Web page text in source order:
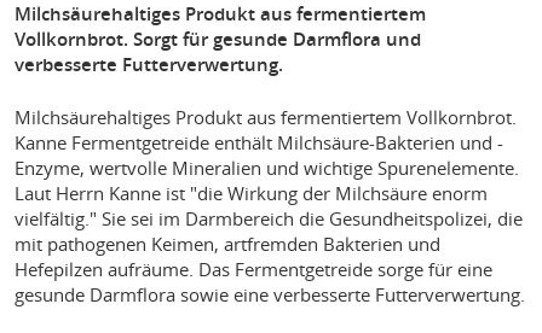
Milchsäurehaltiges Produkt aus fermentiertem
Vollkornbrot. Sorgt für gesunde Darmflora und
verbesserte Futterverwertung.
Milchsäurehaltiges Produkt aus fermentiertem Vollkornbrot.
Kanne Fermentgetreide enthält Milchsäure-Bakterien und -
Enzyme, wertvolle Mineralien und wichtige Spurenelemente.
Laut Herrn Kanne ist "die Wirkung der Milchsäure enorm
vielfältig." Sie sei im Darmbereich die Gesundheitspolizei, die
mit pathogenen Keimen, artfremden Bakterien und
Hefepilzen aufräume. Das Fermentgetreide sorge für eine
gesunde Darmflora sowie eine verbesserte Futterverwertung.